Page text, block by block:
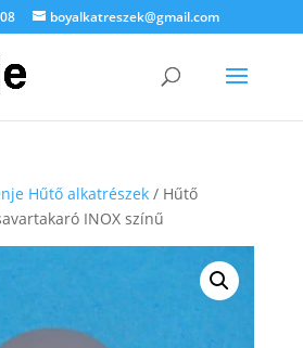
boyalkatreszek@gmail.com
Hűtő alkatrészek/ Hűtő
INOX színű